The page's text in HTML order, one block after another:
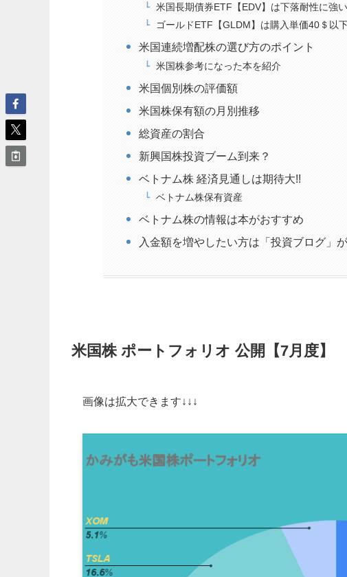
米国長期債券ETF【EDV】は下落耐性に強い
ゴールドETF【GLDM】は購入単価40＄以
米国連続増配株の選び方のポイント
米国株参考になった本を紹介
米国個別株の評価額
米国株保有額の月別推移
総資産の割合
新興国株投資ブーム到来？
ベトナム株 経済見通しは期待大!!
ベトナム株保有資産
ベトナム株の情報は本がおすすめ
入金額を増やしたい方は「投資ブログ」が
米国株 ポートフォリオ 公開【7月度】
画像は拡大できます↓↓↓